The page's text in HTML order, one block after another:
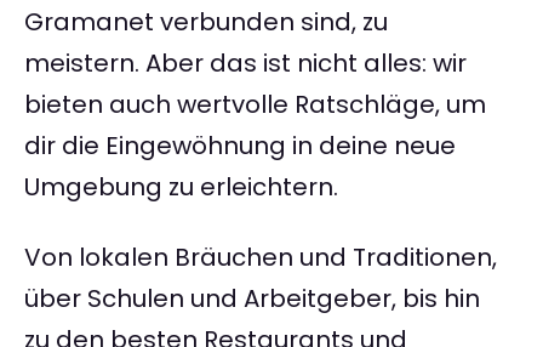
Gramanet verbunden sind, zu
meistern. Aber das ist nicht alles: wir
bieten auch wertvolle Ratschläge, um
dir die Eingewöhnung in deine neue
Umgebung zu erleichtern.
Von lokalen Bräuchen und Traditionen,
über Schulen und Arbeitgeber, bis hin